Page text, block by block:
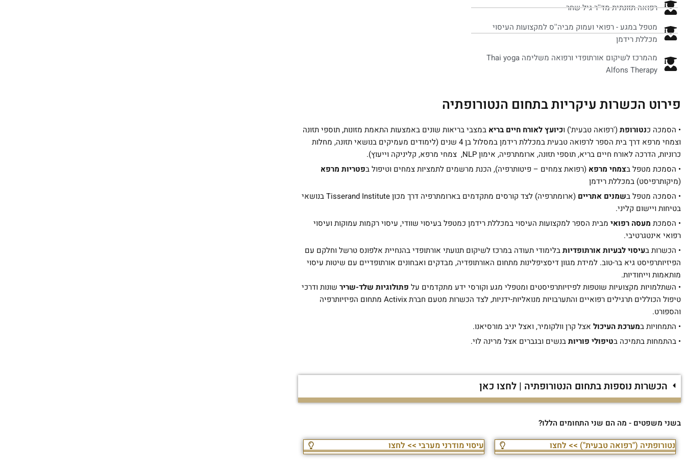
רפואה תזונתית מד''ר גיל שחר
מטפל במגע - רפואי ועמוק מביה''ס למקצועות העיסוי
מכללת רידמן
מהמרכז לשיקום אורתופדי ורפואה משלימה Thai yoga
Alfons Therapy‏
פירוט הכשרות עיקריות בתחום הנטורופתיה
• הסמכה כנטורופת('רפואה טבעית') וכיועץ לאורח חיים בריא במצבי בריאות שונים באמצעות התאמת מזונות, תוספי תזונה
וצמחי מרפא דרך בית הספר לרפואה טבעית במכללת רידמן במסלול בן 4 שנים (לימודים מעמיקים בנושאי תזונה, מחלות
כרוניות, הדרכה לאורח חיים בריא, תוספי תזונה, ארומתרפיה, אימון NLP, צמחי מרפא, קליניקה וייעוץ).
• הסמכת מטפל בצמחי מרפא (רפואת צמחים – פיטותרפיה), הכנת מרשמים לתמציות צמחים וטיפול בפטריות מרפא
(מיקותרפיסט) במכללת רידמן
• הסמכה מטפל בשמנים אתריים
(ארומתרפיה) לצד קורסים מתקדמים בארומתרפיה דרך מכון Tisserand Institute בנושאי
בטיחות ויישום קליני.
• הסמכת מעסה רפואי מבית הספר למקצועות העיסוי במכללת רידמן כמטפל בעיסוי שוודי, עיסוי רקמות עמוקות ועיסוי
רפואי אינטגרטיבי.
• הכשרות בעיסוי לבעיות אורתופדיותבלימודי תעודה במרכז לשיקום תנועתי אורתופדי בהנחיית אלפונס טרשל וחלקם עם
הפיזיותרפיסט גיא בר-טוב. למידת מגוון דיסציפלינות מתחום האורתופדיה, מבדקים ואבחונים אורתופדיים עם שיטות עיסוי
מותאמות וייחודיות.
• השתלמויות מקצועיות שוטפות לפיזיותרפיסטים ומטפלי מגע וקורסי ידע מתקדמים על פתולוגיות שלד-שריר שונות ודרכי
טיפול הכוללים תרגילים רפואיים והתערבויות מנואליות-ידניות, לצד הכשרות מטעם חברת Activix מתחום הפיזיותרפיה
והספורט.
• התמחויות במערכת העיכול אצל קרן וולקומיר, ואצל יניב מורסיאנו.
• בהתמחות בתמיכה בטיפולי פוריותבנשים ובגברים אצל מרינה לוי.
הכשרות נוספות בתחום הנטורופתיה | לחצו כאן
בשני משפטים - מה הם שני התחומים הללו?
נטורופתיה ("רפואה טבעית") >> לחצו עיסוי מודרני מערבי >> לחצו